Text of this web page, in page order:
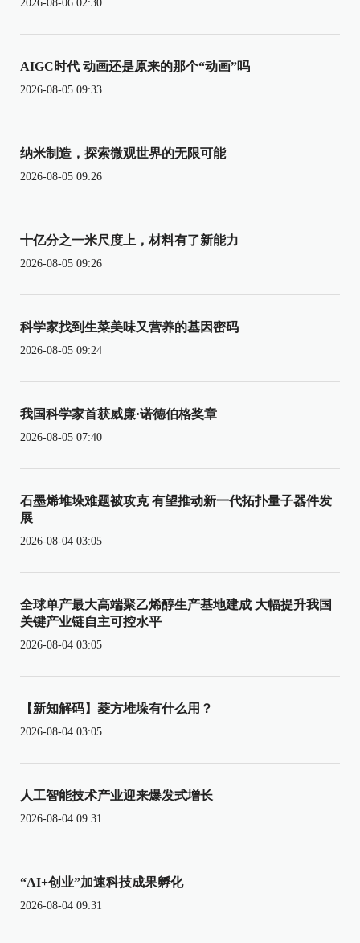
2026-08-06 02:30
AIGC时代 动画还是原来的那个“动画”吗
2026-08-05 09:33
纳米制造，探索微观世界的无限可能
2026-08-05 09:26
十亿分之一米尺度上，材料有了新能力
2026-08-05 09:26
科学家找到生菜美味又营养的基因密码
2026-08-05 09:24
我国科学家首获威廉·诺德伯格奖章
2026-08-05 07:40
石墨烯堆垛难题被攻克 有望推动新一代拓扑量子器件发
展
2026-08-04 03:05
全球单产最大高端聚乙烯醇生产基地建成 大幅提升我国
关键产业链自主可控水平
2026-08-04 03:05
【新知解码】菱方堆垛有什么用？
2026-08-04 03:05
人工智能技术产业迎来爆发式增长
2026-08-04 09:31
“AI+创业”加速科技成果孵化
2026-08-04 09:31